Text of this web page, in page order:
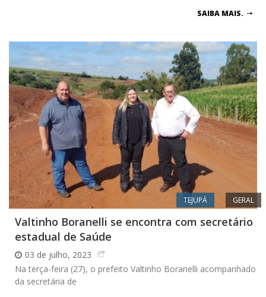
SAIBA MAIS.
TEJUPÁ GERAL
Valtinho Boranelli se encontra com secretário
estadual de Saúde
03 de julho, 2023
Na terça-feira (27), o prefeito Valtinho Boranelli acompanhado
da secretária de